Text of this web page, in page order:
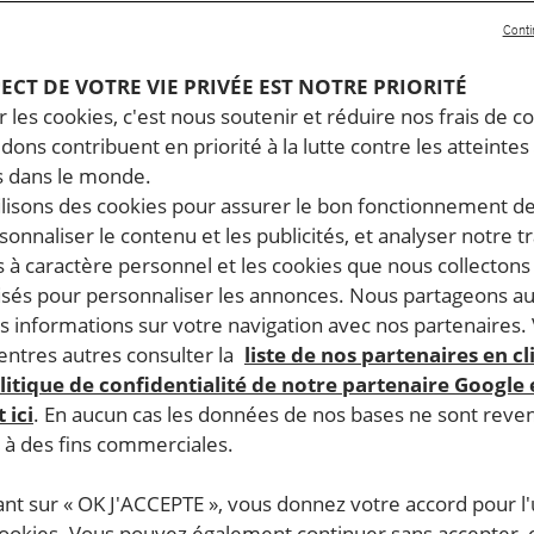
Amnesty International analyse dans son rapport annuel
humains dans le monde. Un an d’enquête, 144
ce qu’il faut savoir sur les droits humains en
2025.
et des journalistes ont fait l’objet de poursuites pour
dont jouissaient les auteur·e·s d’actes de
été victimes d’expulsions forcées et de
fondamentaux. Des agriculteurs et agricultrices ont
la forte pollution atmosphérique constituait
et de coopération renforcé. Il a accueilli le
DE VOTRE VIE PRIVÉE EST NOTRE PRIORITÉ
les cookies, c'est nous soutenir et réduire nos frais de
contribuent en priorité à la lutte contre les
dans le monde.
des cookies pour assurer le bon fonctionnement
le contenu et les publicités, et analyser notre
à caractère personnel et les cookies que nous
pour personnaliser les annonces. Nous partageons
informations sur votre navigation avec nos partenaires.
autres consulter la liste de nos partenaires en
de confidentialité de notre partenaire Google
ici. En aucun cas les données de nos bases ne sont
des fins commerciales.
sur « OK J'ACCEPTE », vous donnez votre accord pour